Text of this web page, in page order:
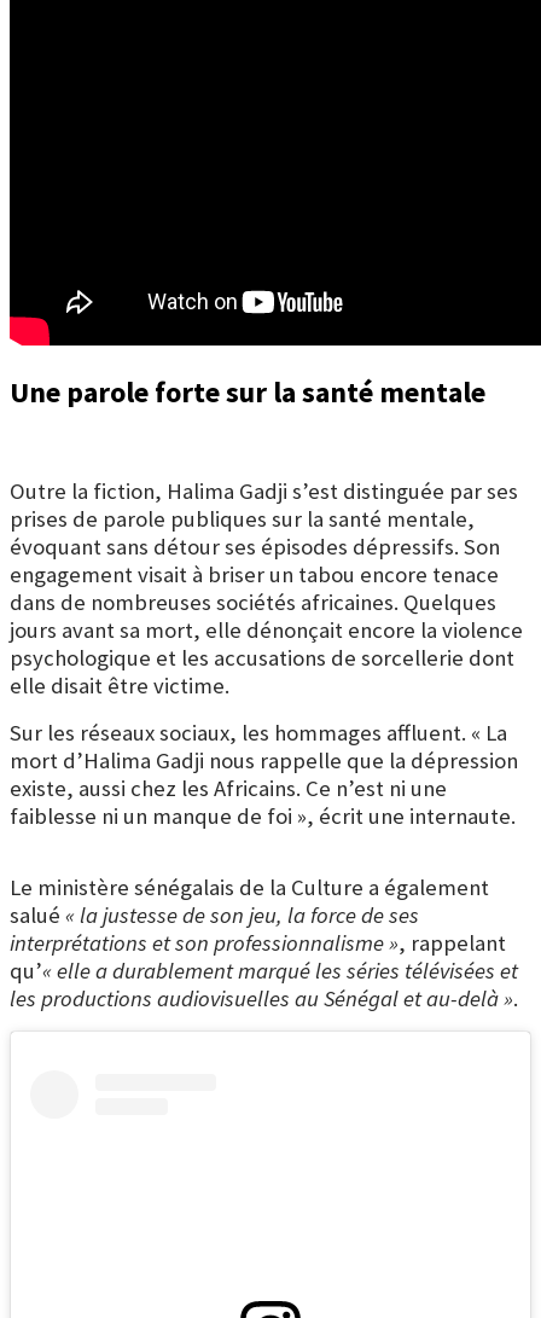
Une parole forte sur la santé mentale
Outre la fiction, Halima Gadji s’est distinguée par ses
prises de parole publiques sur la santé mentale,
évoquant sans détour ses épisodes dépressifs. Son
engagement visait à briser un tabou encore tenace
dans de nombreuses sociétés africaines. Quelques
jours avant sa mort, elle dénonçait encore la violence
psychologique et les accusations de sorcellerie dont
elle disait être victime.
Sur les réseaux sociaux, les hommages affluent. « La
mort d’Halima Gadji nous rappelle que la dépression
existe, aussi chez les Africains. Ce n’est ni une
faiblesse ni un manque de foi », écrit une internaute.
Le ministère sénégalais de la Culture a également
salué « la justesse de son jeu, la force de ses
interprétations et son professionnalisme », rappelant
qu’« elle a durablement marqué les séries télévisées et
les productions audiovisuelles au Sénégal et au-delà ».